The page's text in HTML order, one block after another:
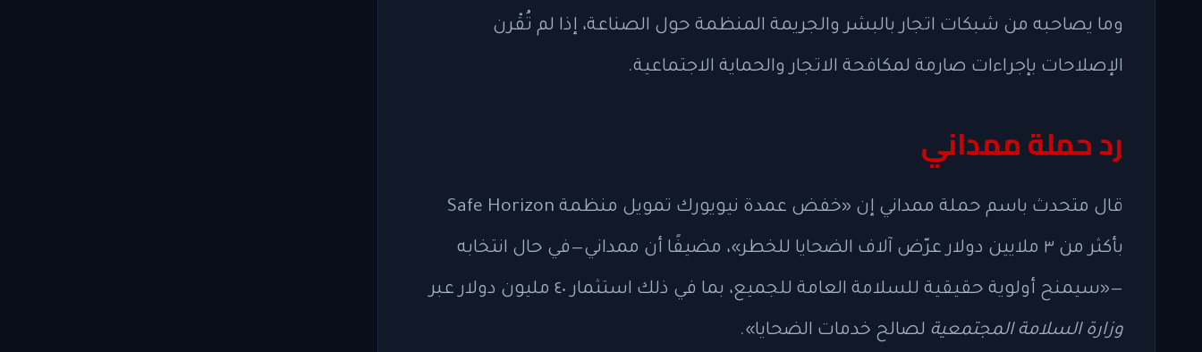
وما يصاحبه من شبكات اتجار بالبشر والجريمة المنظمة حول الصناعة، إذا لم تُقْرن
الإصلاحات بإجراءات صارمة لمكافحة الاتجار والحماية الاجتماعية.
رد حملة ممداني
قال متحدث باسم حملة ممداني إن «خفض عمدة نيويورك تمويل منظمة Safe Horizon
بأكثر من ٣ ملايين دولار عرّض آلاف الضحايا للخطر»، مضيفًا أن ممداني—في حال انتخابه
—«سيمنح أولوية حقيقية للسلامة العامة للجميع، بما في ذلك استثمار ٤٠ مليون دولار عبر
وزارة السلامة المجتمعية لصالح خدمات الضحايا».